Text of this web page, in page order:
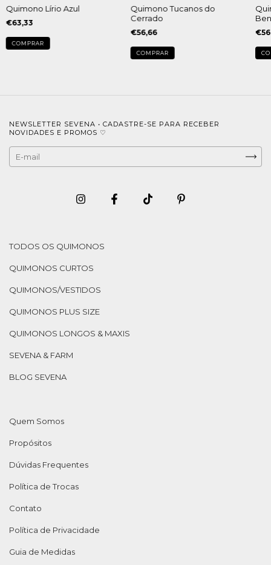
Quimono Lírio Azul
€63,33
COMPRAR
Quimono Tucanos do
Cerrado
€56,66
NEWSLETTER SEVENA • CADASTRE-SE PARA RECEBER
NOVIDADES E PROMOS ♡
TODOS OS QUIMONOS
QUIMONOS CURTOS
QUIMONOS/VESTIDOS
QUIMONOS PLUS SIZE
QUIMONOS LONGOS & MAXIS
SEVENA & FARM
BLOG SEVENA
Quem Somos
Propósitos
Dúvidas Frequentes
Política de Trocas
Contato
Política de Privacidade
Guia de Medidas